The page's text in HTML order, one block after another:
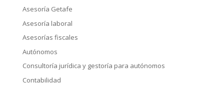
Asesoría Getafe
Asesoría laboral
Asesorías fiscales
Autónomos
Consultoría jurídica y gestoría para autónomos
Contabilidad